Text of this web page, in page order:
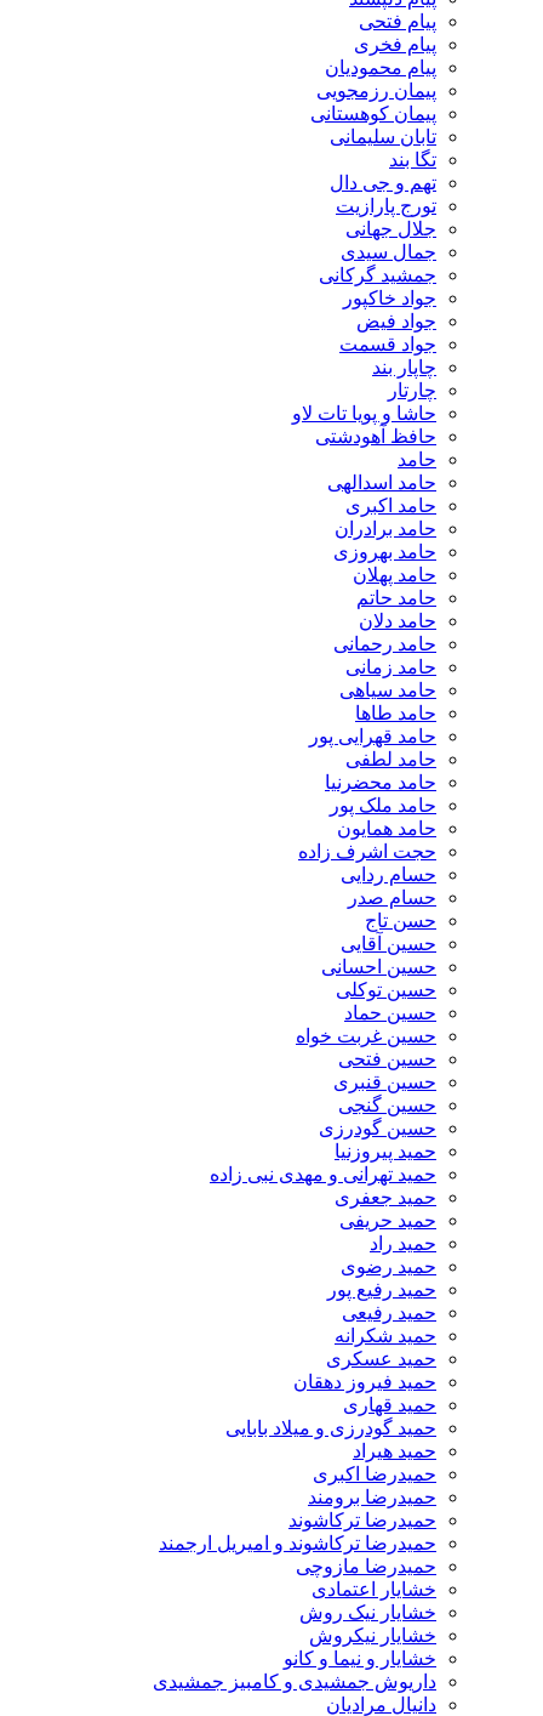
پیام فتحی
پیام فخری
پیام محمودیان
پیمان رزمجویی
پیمان کوهستانی
تابان سلیمانی
تگا بند
تهم و جی دال
تورج پارازیت
جلال جهانی
جمال سیدی
جمشید گرکانی
جواد خاکپور
جواد فیض
جواد قسمت
چاپار بند
چارتار
حاشا و پویا تات لاو
حافظ آهودشتی
حامد
حامد اسدالهی
حامد اکبری
حامد برادران
حامد بهروزی
حامد پهلان
حامد حاتم
حامد دلان
حامد رحمانی
حامد زمانی
حامد سیاهی
حامد طاها
حامد قهرایی پور
حامد لطفی
حامد محضرنیا
حامد ملک پور
حامد همایون
حجت اشرف زاده
حسام ردایی
حسام صدر
حسن تاج
حسین آقایی
حسین احسانی
حسین توکلی
حسین حماد
حسین غربت خواه
حسین فتحی
حسین قنبری
حسین گنجی
حسین گودرزی
حمید پیروزنیا
حمید تهرانی و مهدی نبی زاده
حمید جعفری
حمید حریفی
حمید راد
حمید رضوی
حمید رفیع پور
حمید رفیعی
حمید شکرانه
حمید عسکری
حمید فیروز دهقان
حمید قهاری
حمید گودرزی و میلاد بابایی
حمید هیراد
حمیدرضا اکبری
حمیدرضا برومند
حمیدرضا ترکاشوند
حمیدرضا ترکاشوند و امیریل ارجمند
حمیدرضا مازوچی
خشایار اعتمادی
خشایار نیک روش
خشایار نیکروش
خشایار و نیما و کانو
داریوش جمشیدی و کامبیز جمشیدی
دانیال مرادیان